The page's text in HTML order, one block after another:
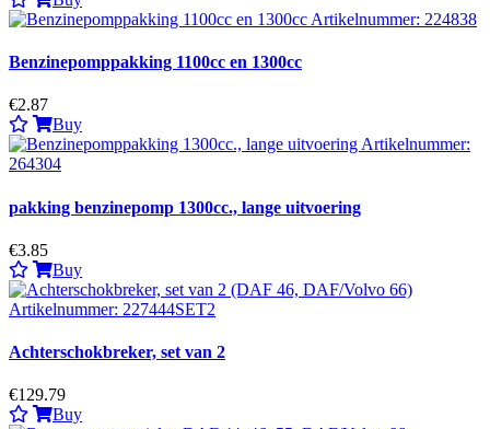
Benzinepomppakking 1100cc en 1300cc
€2.87
Buy
pakking benzinepomp 1300cc., lange uitvoering
€3.85
Buy
Achterschokbreker, set van 2
€129.79
Buy